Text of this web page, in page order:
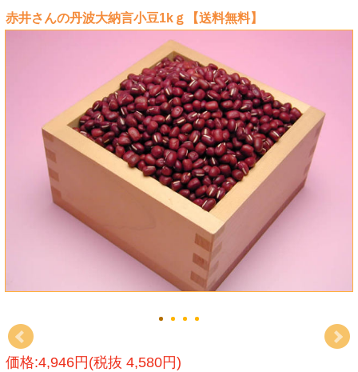
赤井さんの丹波大納言小豆1kｇ【送料無料】
価格:4,946円(税抜 4,580円)